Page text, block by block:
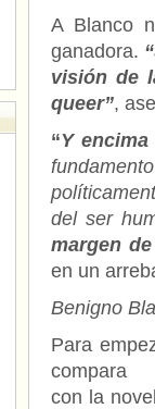
A Blanco
ganadora.
visión de
queer”,
“Y
del ser
margen
en un
Benigno
Para
compara
con la